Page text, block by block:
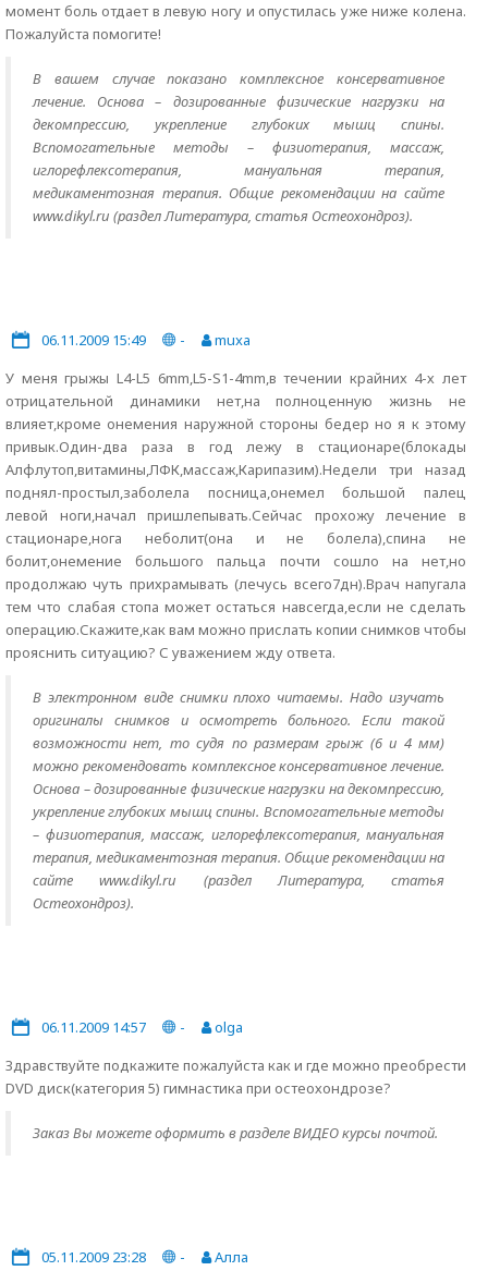
момент боль отдает в левую ногу и опустилась уже ниже колена.
Пожалуйста помогите!
В вашем случае показано комплексное консервативное
лечение. Основа – дозированные физические нагрузки на
декомпрессию, укрепление глубоких мышц спины.
Вспомогательные методы – физиотерапия, массаж,
иглорефлексотерапия, мануальная терапия,
медикаментозная терапия. Общие рекомендации на сайте
www.dikyl.ru (раздел Литература, статья Остеохондроз).
06.11.2009 15:49 -
muxa
У меня грыжы L4-L5 6mm,L5-S1-4mm,в течении крайних 4-х лет
отрицательной динамики нет,на полноценную жизнь не
влияет,кроме онемения наружной стороны бедер но я к этому
привык.Один-два раза в год лежу в стационаре(блокады
Алфлутоп,витамины,ЛФК,массаж,Карипазим).Недели три назад
поднял-простыл,заболела посница,онемел большой палец
левой ноги,начал пришлепывать.Сейчас прохожу лечение в
стационаре,нога неболит(она и не болела),спина не
болит,онемение большого пальца почти сошло на нет,но
продолжаю чуть прихрамывать (лечусь всего7дн).Врач напугала
тем что слабая стопа может остаться навсегда,если не сделать
операцию.Скажите,как вам можно прислать копии снимков чтобы
прояснить ситуацию? С уважением жду ответа.
В электронном виде снимки плохо читаемы. Надо изучать
оригиналы снимков и осмотреть больного. Если такой
возможности нет, то судя по размерам грыж (6 и 4 мм)
можно рекомендовать комплексное консервативное лечение.
Основа – дозированные физические нагрузки на декомпрессию,
укрепление глубоких мышц спины. Вспомогательные методы
– физиотерапия, массаж, иглорефлексотерапия, мануальная
терапия, медикаментозная терапия. Общие рекомендации на
сайте www.dikyl.ru (раздел Литература, статья
Остеохондроз).
06.11.2009 14:57 -
olga
Здравствуйте подкажите пожалуйста как и где можно преобрести
DVD диск(категория 5) гимнастика при остеохондрозе?
Заказ Вы можете оформить в разделе ВИДЕО курсы почтой.
05.11.2009 23:28 - Алла